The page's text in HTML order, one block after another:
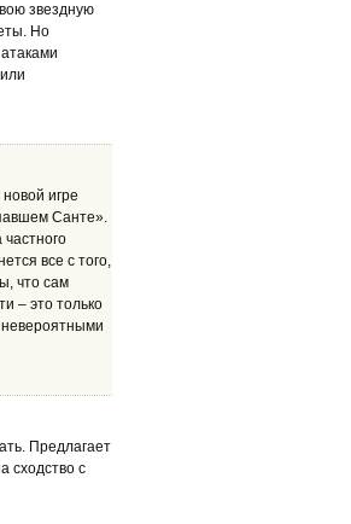
звездную
Но
игре
Санте».
все с того,
что сам
– это только
невероятными
Предлагает
сходство с